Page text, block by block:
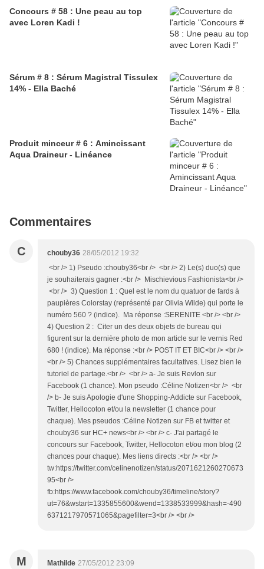
Concours # 58 : Une peau au top
avec Loren Kadi !
Sérum # 8 : Sérum Magistral Tissulex
14% - Ella Baché
Produit minceur # 6 : Amincissant
Aqua Draineur - Linéance
Commentaires
C chouby36 28/05/2012 19:32
<br /> 1) Pseudo :chouby36<br /> <br /> 2) Le(s) duo(s) que
je souhaiterais gagner :<br /> Mischievious Fashionista<br />
<br /> 3) Question 1 : Quel est le nom du quatuor de fards à
paupières Colorstay (représenté par Olivia Wilde) qui porte le
numéro 560 ? (indice). Ma réponse :SERENITE <br /> <br />
4) Question 2 : Citer un des deux objets de bureau qui
figurent sur la dernière photo de mon article sur le vernis Red
680 ! (indice). Ma réponse :<br /> POST IT ET BIC<br /> <br />
<br /> 5) Chances supplémentaires facultatives. Lisez bien le
tutoriel de partage.<br /> <br /> a- Je suis Revlon sur
Facebook (1 chance). Mon pseudo :Céline Notizen<br /> <br
/> b- Je suis Apologie d'une Shopping-Addicte sur Facebook,
Twitter, Hellocoton et/ou la newsletter (1 chance pour
chaque). Mes pseudos :Céline Notizen sur FB et twitter et
chouby36 sur HC+ news<br /> <br /> c- J'ai partagé le
concours sur Facebook, Twitter, Hellocoton et/ou mon blog (2
chances pour chaque). Mes liens directs :<br /> <br />
tw:https://twitter.com/celinenotizen/status/2071621260270673
95<br />
fb:https://www.facebook.com/chouby36/timeline/story?
ut=76&wstart=1335855600&wend=1338533999&hash=-490
6371217970571065&pagefilter=3<br /> <br />
M Mathilde 27/05/2012 23:09